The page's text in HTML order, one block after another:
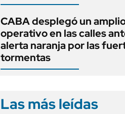
CABA desplegó un
operativo en las calles
alerta naranja por las
tormentas
Las más leídas